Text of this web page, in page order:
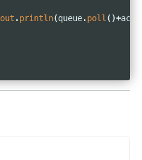
out .println(queue.poll()+